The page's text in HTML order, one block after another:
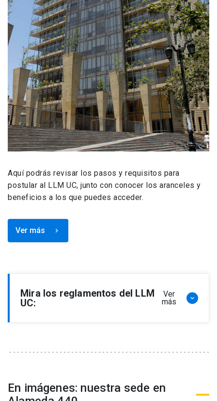
Aquí podrás revisar los pasos y requisitos para
postular al LLM UC, junto con conocer los aranceles y
beneficios a los que puedes acceder.
Ver más keyboard_arrow_right
Mira los reglamentos del LLM
UC:
Ver
más
keyboard_arrow_down
Reglamento de Becas y Descuentos Programa
de Magíster en Derecho, LLM
En imágenes: nuestra sede en